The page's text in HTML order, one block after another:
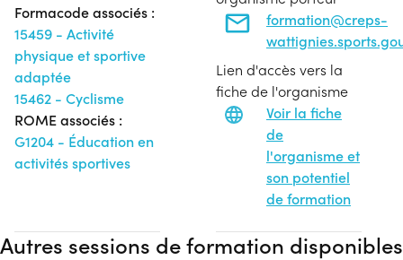
Formacode associés :
15459 - Activité
physique et sportive
adaptée
15462 - Cyclisme
ROME associés :
G1204 - Éducation en
activités sportives
formation@creps-
Lien d'accès vers la
fiche de l'organisme
Voir la fiche
de
l'organisme et
son potentiel
de formation
Autres sessions de formation disponibles